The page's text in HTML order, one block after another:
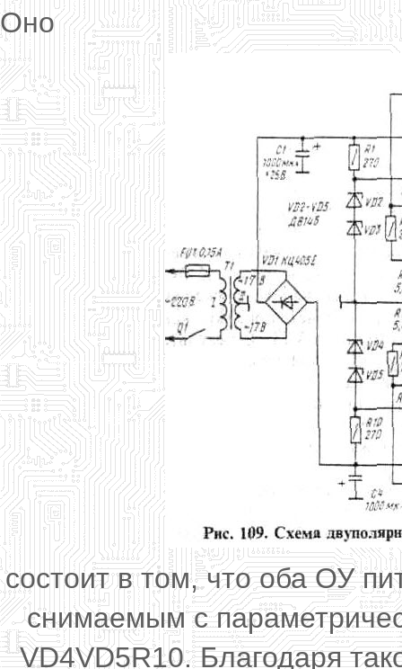
Оно
состоит в том, что оба ОУ
снимаемым с
VD4VD5R10. Благодаря